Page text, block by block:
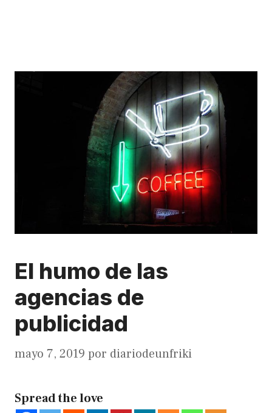
El humo de las
agencias de
publicidad
mayo 7, 2019 por diariodeunfriki
Spread the love